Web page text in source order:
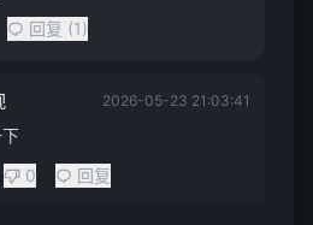
回复 (1)
2026-05-23 21:03:41
0 回复